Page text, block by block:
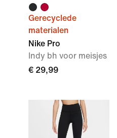
Gerecyclede
materialen
Nike Pro
Indy bh voor meisjes
€ 29,99